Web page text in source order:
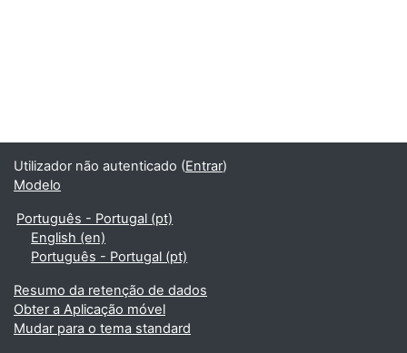
Utilizador não autenticado (Entrar)
Modelo
Português - Portugal ‎(pt)‎
English ‎(en)‎
Português - Portugal ‎(pt)‎
Resumo da retenção de dados
Obter a Aplicação móvel
Mudar para o tema standard